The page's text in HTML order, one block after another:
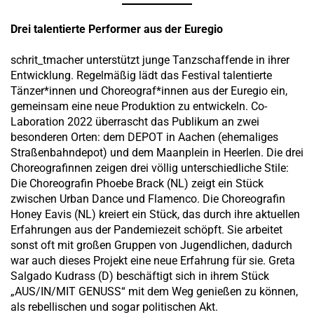
Drei talentierte Performer aus der Euregio
schrit_tmacher unterstützt junge Tanzschaffende in ihrer
Entwicklung. Regelmäßig lädt das Festival talentierte
Tänzer*innen und Choreograf*innen aus der Euregio ein,
gemeinsam eine neue Produktion zu entwickeln. Co-
Laboration 2022 überrascht das Publikum an zwei
besonderen Orten: dem DEPOT in Aachen (ehemaliges
Straßenbahndepot) und dem Maanplein in Heerlen. Die drei
Choreografinnen zeigen drei völlig unterschiedliche Stile:
Die Choreografin Phoebe Brack (NL) zeigt ein Stück
zwischen Urban Dance und Flamenco. Die Choreografin
Honey Eavis (NL) kreiert ein Stück, das durch ihre aktuellen
Erfahrungen aus der Pandemiezeit schöpft. Sie arbeitet
sonst oft mit großen Gruppen von Jugendlichen, dadurch
war auch dieses Projekt eine neue Erfahrung für sie. Greta
Salgado Kudrass (D) beschäftigt sich in ihrem Stück
„AUS/IN/MIT GENUSS“ mit dem Weg genießen zu können,
als rebellischen und sogar politischen Akt.